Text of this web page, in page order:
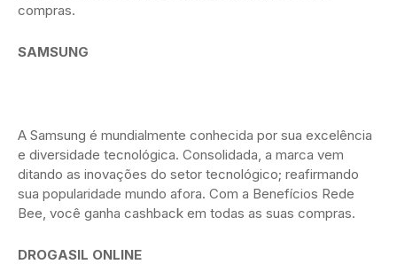
compras.
SAMSUNG
A Samsung é mundialmente conhecida por sua excelência
e diversidade tecnológica. Consolidada, a marca vem
ditando as inovações do setor tecnológico; reafirmando
sua popularidade mundo afora. Com a Benefícios Rede
Bee, você ganha cashback em todas as suas compras.
DROGASIL ONLINE